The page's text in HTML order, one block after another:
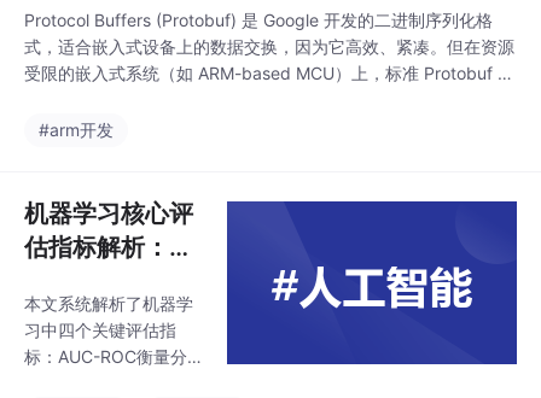
Protocol Buffers (Protobuf) 是 Google 开发的二进制序列化格
式，适合嵌入式设备上的数据交换，因为它高效、紧凑。但在资源
受限的嵌入式系统（如 ARM-based MCU）上，标准 Protobuf 库
言实现，易移植到 C++）。如果你的设备资源充足（如运行 Linux
#arm开发
机器学习核心评
估指标解析：A
E、轮廓系数与P
R AUC详解
本文系统解析了机器学
习中四个关键评估指
标：AUC-ROC衡量分